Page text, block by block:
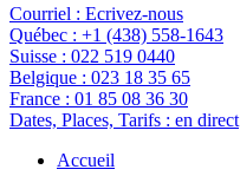
Courriel : Ecrivez-nous
Québec : +1 (438) 558-1643
Suisse : 022 519 0440
Belgique : 023 18 35 65
France : 01 85 08 36 30
Dates, Places, Tarifs : en direct
Accueil